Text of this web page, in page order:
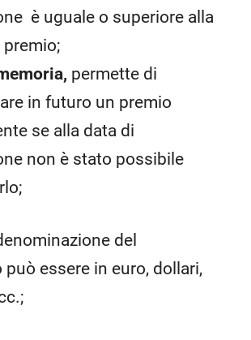
è uguale o superiore alla
premio;
permette di
in futuro un premio
se alla data di
non è stato possibile
del
essere in euro, dollari,